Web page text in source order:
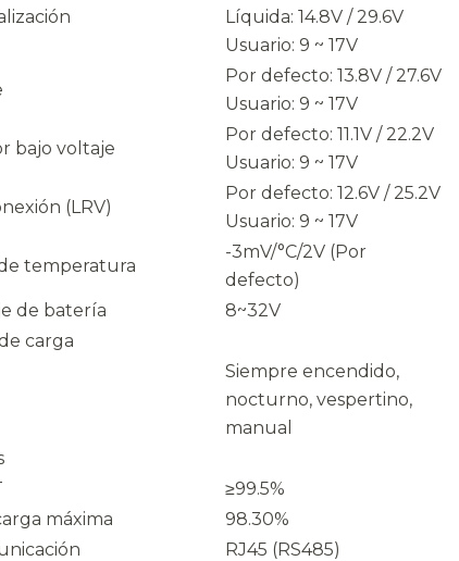
Líquida: 14.8V / 29.6V
Usuario: 9 ~ 17V
Por defecto: 13.8V / 27.6V
Usuario: 9 ~ 17V
bajo voltaje
Por defecto: 11.1V / 22.2V
Usuario: 9 ~ 17V
(LRV)
Por defecto: 12.6V / 25.2V
Usuario: 9 ~ 17V
temperatura
-3mV/°C/2V (Por
defecto)
de batería
8~32V
carga
Siempre encendido,
nocturno, vespertino,
manual
≥99.5%
máxima
98.30%
RJ45 (RS485)